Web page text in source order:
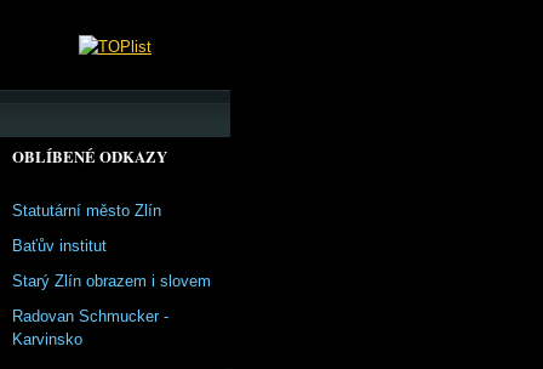
OBLÍBENÉ ODKAZY
Statutární město Zlín
Baťův institut
Starý Zlín obrazem i slovem
Radovan Schmucker -
Karvinsko